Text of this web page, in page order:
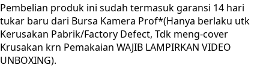
Pembelian produk ini sudah termasuk garansi 14 hari
tukar baru dari Bursa Kamera Prof*(Hanya berlaku utk
Kerusakan Pabrik/Factory Defect, Tdk meng-cover
Krusakan krn Pemakaian WAJIB LAMPIRKAN VIDEO
UNBOXING).